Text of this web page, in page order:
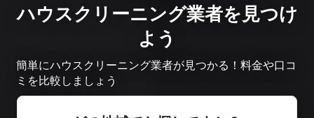
ハウスクリーニング業者を見つけ
よう
簡単にハウスクリーニング業者が見つかる！料金や口コ
ミを比較しましょう